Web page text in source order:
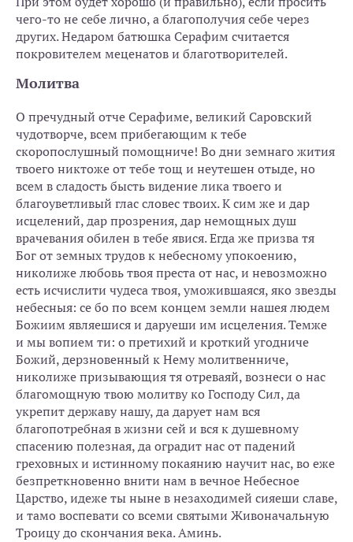
чего-то не себе лично, а благополучия себе через
других. Недаром батюшка Серафим считается
покровителем меценатов и благотворителей.
Молитва
О пречудный отче Серафиме, великий Саровский
чудотворче, всем прибегающим к тебе
скоропослушный помощниче! Во дни земнаго жития
твоего никтоже от тебе тощ и неутешен отыде, но
всем в сладость бысть видение лика твоего и
благоуветливый глас словес твоих. К сим же и дар
исцелений, дар прозрения, дар немощных душ
врачевания обилен в тебе явися. Егда же призва тя
Бог от земных трудов к небесному упокоению,
николиже любовь твоя преста от нас, и невозможно
есть исчислити чудеса твоя, уможившаяся, яко звезды
небесныя: се бо по всем концем земли нашея людем
Божиим являешися и даруеши им исцеления. Темже
и мы вопием ти: о претихий и кроткий угодниче
Божий, дерзновенный к Нему молитвенниче,
николиже призывающия тя отреваяй, вознеси о нас
благомощную твою молитву ко Господу Сил, да
укрепит державу нашу, да дарует нам вся
благопотребная в жизни сей и вся к душевному
спасению полезная, да оградит нас от падений
греховных и истинному покаянию научит нас, во еже
безпреткновенно внити нам в вечное Небесное
Царство, идеже ты ныне в незаходимей сияеши славе,
и тамо воспевати со всеми святыми Живоначальную
Троицу до скончания века. Аминь.